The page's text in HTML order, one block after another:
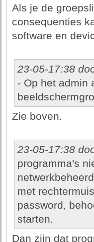
Als je de
consequenties
software en
23-05-17:38
- Op het admin
Zie boven.
23-05-17:38
programma's
met
password,
starten.
Dan zijn dat